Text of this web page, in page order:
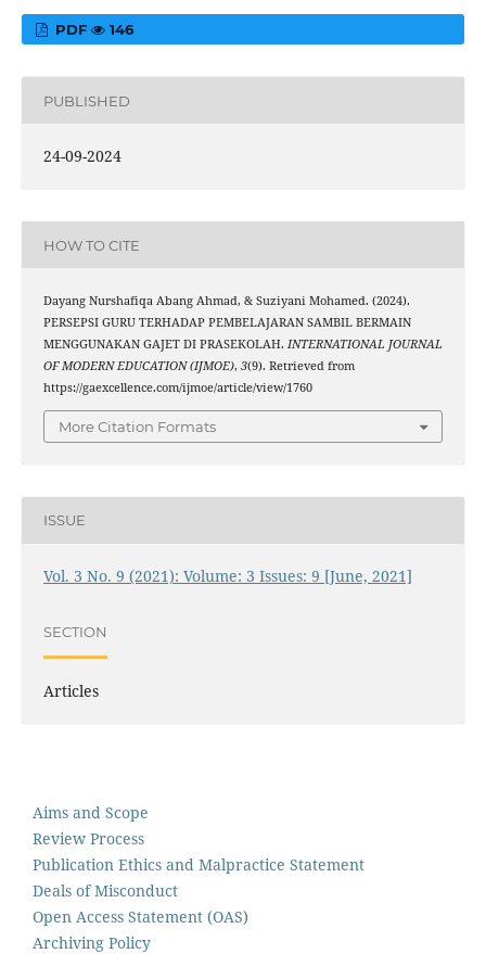
PDF 146
PUBLISHED
24-09-2024
HOW TO CITE
Dayang Nurshafiqa Abang Ahmad, & Suziyani Mohamed. (2024).
PERSEPSI GURU TERHADAP PEMBELAJARAN SAMBIL BERMAIN
MENGGUNAKAN GAJET DI PRASEKOLAH. INTERNATIONAL JOURNAL
OF MODERN EDUCATION (IJMOE), 3(9). Retrieved from
https://gaexcellence.com/ijmoe/article/view/1760
More Citation Formats
ISSUE
Vol. 3 No. 9 (2021): Volume: 3 Issues: 9 [June, 2021]
SECTION
Articles
Aims and Scope
Review Process
Publication Ethics and Malpractice Statement
Deals of Misconduct
Open Access Statement (OAS)
Archiving Policy